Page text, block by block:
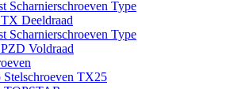
Scharnierschroeven Type
Deeldraad
Scharnierschroeven Type
Voldraad
Stelschroeven TX25